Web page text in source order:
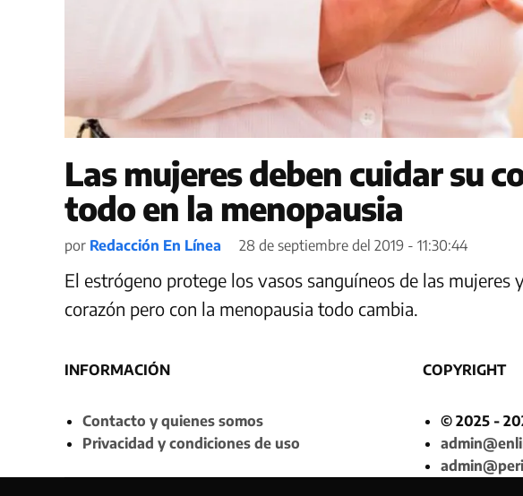
Las mujeres deben cuidar su
todo en la menopausia
por Redacción En Línea 28 de septiembre del 2019 - 11:30:44
El estrógeno protege los vasos sanguíneos de las mujeres
corazón pero con la menopausia todo cambia.
INFORMACIÓN
Contacto y quienes somos
Privacidad y condiciones de uso
COPYRIGHT
© 2025 -